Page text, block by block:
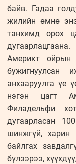
байв. Гадаа
жилийн өмнө
танхимд орох
дугаарлацгаана.
Америкт ойрын
бужигнуулсан
анхааруулга үе
нэгэн цагт
Филадельфи
дугаарласан
шинжгүй, харин
байлгах
бүлээрээ,